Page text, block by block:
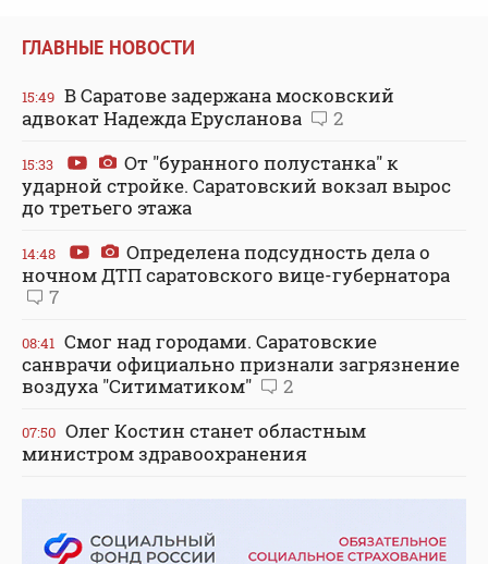
ГЛАВНЫЕ НОВОСТИ
15:49 В Саратове задержана московский
адвокат Надежда Ерусланова
2
15:33
От "буранного полустанка" к
ударной стройке. Саратовский вокзал вырос
до третьего этажа
14:48
Определена подсудность дела о
ночном ДТП саратовского вице-губернатора
7
08:41 Смог над городами. Саратовские
санврачи официально признали загрязнение
воздуха "Ситиматиком"
2
07:50 Олег Костин станет областным
министром здравоохранения